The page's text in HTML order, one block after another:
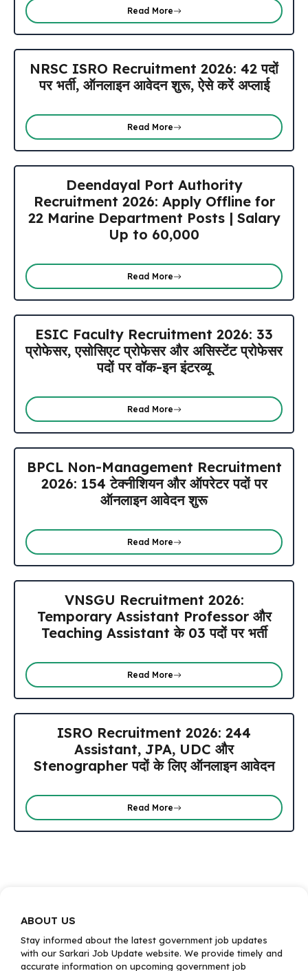
Read More
NRSC ISRO Recruitment 2026: 42 पदों
पर भर्ती, ऑनलाइन आवेदन शुरू, ऐसे करें अप्लाई
Read More
Deendayal Port Authority
Recruitment 2026: Apply Offline for
22 Marine Department Posts | Salary
Up to ₹60,000
Read More
ESIC Faculty Recruitment 2026: 33
प्रोफेसर, एसोसिएट प्रोफेसर और असिस्टेंट प्रोफेसर
पदों पर वॉक-इन इंटरव्यू
Read More
BPCL Non-Management Recruitment
2026: 154 टेक्नीशियन और ऑपरेटर पदों पर
ऑनलाइन आवेदन शुरू
Read More
VNSGU Recruitment 2026:
Temporary Assistant Professor और
Teaching Assistant के 03 पदों पर भर्ती
Read More
ISRO Recruitment 2026: 244
Assistant, JPA, UDC और
Stenographer पदों के लिए ऑनलाइन आवेदन
Read More
ABOUT US
Stay informed about the latest government job updates
with our Sarkari Job Update website. We provide timely and
accurate information on upcoming government job